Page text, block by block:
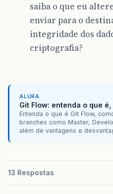
saiba o que eu
enviar para o
integridade dos
criptografia?
ALURA
Git Flow: entenda o que
Entenda o que é Git Flow,
branches como Master,
além de vantagens e
13 Respostas